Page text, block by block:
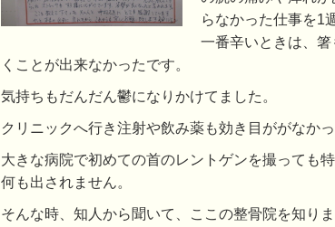
らなかった仕事を1
一番辛いときは、
くことが出来なかったです。
気持ちもだんだん鬱になりかけてました。
クリニックへ行き注射や飲み薬も効き目ががなかっ
大きな病院で初めての首のレントゲンを撮っても
何も出されません。
そんな時、知人から聞いて、ここの整骨院を知りま